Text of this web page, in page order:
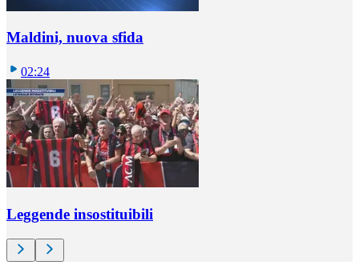
Maldini, nuova sfida
02:24
Leggende insostituibili